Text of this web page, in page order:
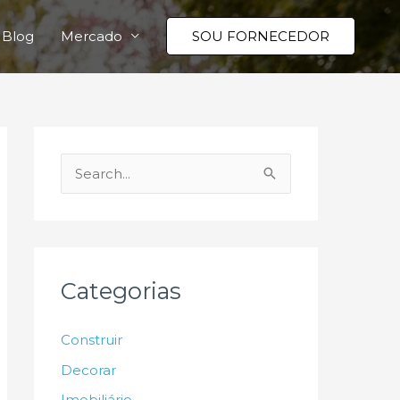
Blog Mercado SOU FORNECEDOR
e
i
r
Categorias
Construir
Decorar